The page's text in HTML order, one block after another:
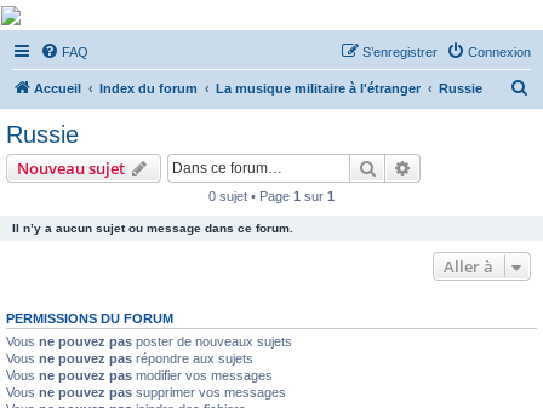
De Musicae Militari -
Forums
Forums de discussions
FAQ Connexion
S’enregistrer
Accueil Index du forum La musique militaire à l'étranger Russie
Russie
Nouveau sujet Rechercher
0 sujet • Page 1 sur 1
Il n’y a aucun sujet ou message dans ce forum.
Aller à
PERMISSIONS DU FORUM
Vous ne pouvez pas poster de nouveaux sujets
Vous ne pouvez pas répondre aux sujets
Vous ne pouvez pas modifier vos messages
Vous ne pouvez pas supprimer vos messages